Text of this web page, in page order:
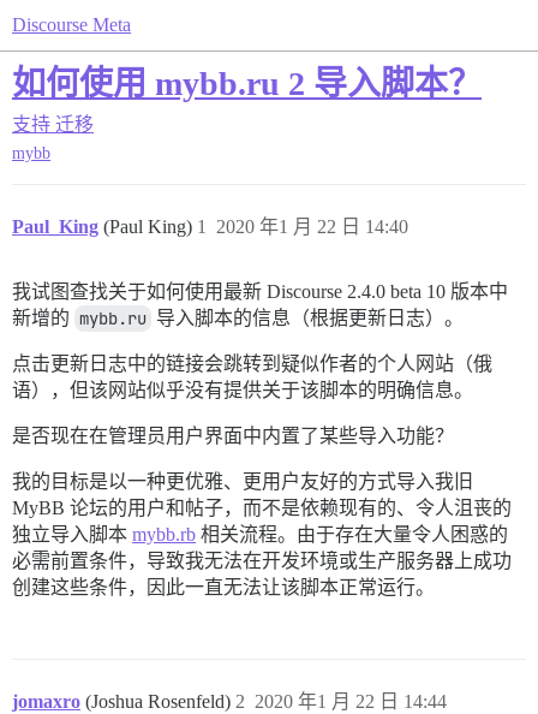
Discourse Meta
如何使用 mybb.ru 2 导入脚本？
支持 迁移
mybb
Paul_King (Paul King) 2020 年1 月 22 日 14:40
1
我试图查找关于如何使用最新 Discourse 2.4.0 beta 10 版本中
新增的 mybb.ru 导入脚本的信息（根据更新日志）。
点击更新日志中的链接会跳转到疑似作者的个人网站（俄
语），但该网站似乎没有提供关于该脚本的明确信息。
是否现在在管理员用户界面中内置了某些导入功能？
我的目标是以一种更优雅、更用户友好的方式导入我旧
MyBB 论坛的用户和帖子，而不是依赖现有的、令人沮丧的
独立导入脚本 mybb.rb 相关流程。由于存在大量令人困惑的
必需前置条件，导致我无法在开发环境或生产服务器上成功
创建这些条件，因此一直无法让该脚本正常运行。
jomaxro (Joshua Rosenfeld) 2020 年1 月 22 日 14:44
2